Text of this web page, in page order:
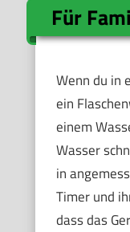
Für
Wenn du in
ein
einem
Wasser
in
Timer und
dass das